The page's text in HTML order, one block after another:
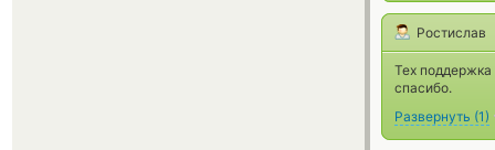
Ростислав
Тех
спасибо.
Развернуть (1)